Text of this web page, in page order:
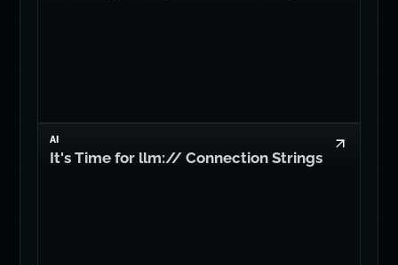
AI
It's Time for llm:// Connection Strings